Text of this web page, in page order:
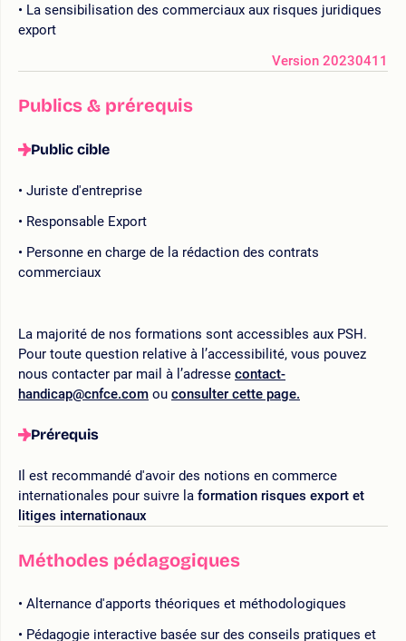
La sensibilisation des commerciaux aux risques juridiques
export
Version 20230411
Publics & prérequis
Public cible
Juriste d'entreprise
Responsable Export
Personne en charge de la rédaction des contrats
commerciaux
La majorité de nos formations sont accessibles aux PSH.
Pour toute question relative à l’accessibilité, vous pouvez
nous contacter par mail à l’adresse contact-
handicap@cnfce.com ou consulter cette page.
Prérequis
Il est recommandé d'avoir des notions en commerce
internationales pour suivre la formation risques export et
litiges internationaux
Méthodes pédagogiques
Alternance d'apports théoriques et méthodologiques
Pédagogie interactive basée sur des conseils pratiques et